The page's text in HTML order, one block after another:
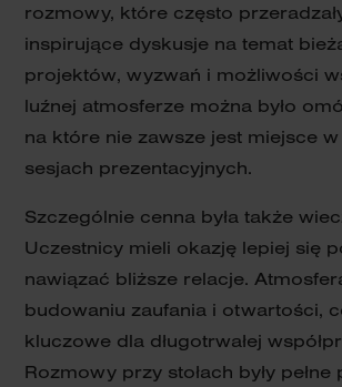
rozmowy, które często
inspirujące dyskusje na temat
projektów, wyzwań i możliwości
luźnej atmosferze można było
na które nie zawsze jest miejsce
sesjach prezentacyjnych.
Szczególnie cenna była także
Uczestnicy mieli okazję lepiej się
nawiązać bliższe relacje.
budowaniu zaufania i otwartości,
kluczowe dla długotrwałej
Rozmowy przy stołach były pełne